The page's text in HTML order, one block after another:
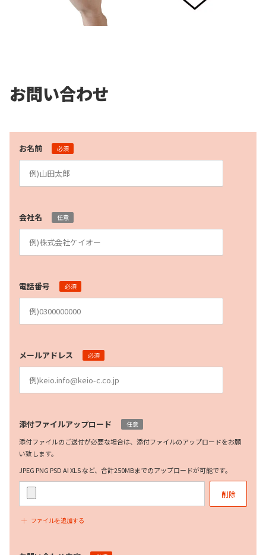
お問い合わせ
お名前 必須
会社名 任意
電話番号 必須
メールアドレス 必須
添付ファイルアップロード 任意
添付ファイルのご送付が必要な場合は、添付ファイルのアップロードをお願
い致します。
JPEG PNG PSD AI XLS など、合計250MBまでのアップロードが可能です。
削除
ファイルを追加する